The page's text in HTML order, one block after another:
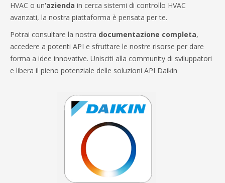
HVAC o un'azienda in cerca sistemi di controllo HVAC
avanzati, la nostra piattaforma è pensata per te.
Potrai consultare la nostra documentazione completa,
accedere a potenti API e sfruttare le nostre risorse per dare
forma a idee innovative. Unisciti alla community di sviluppatori
e libera il pieno potenziale delle soluzioni API Daikin